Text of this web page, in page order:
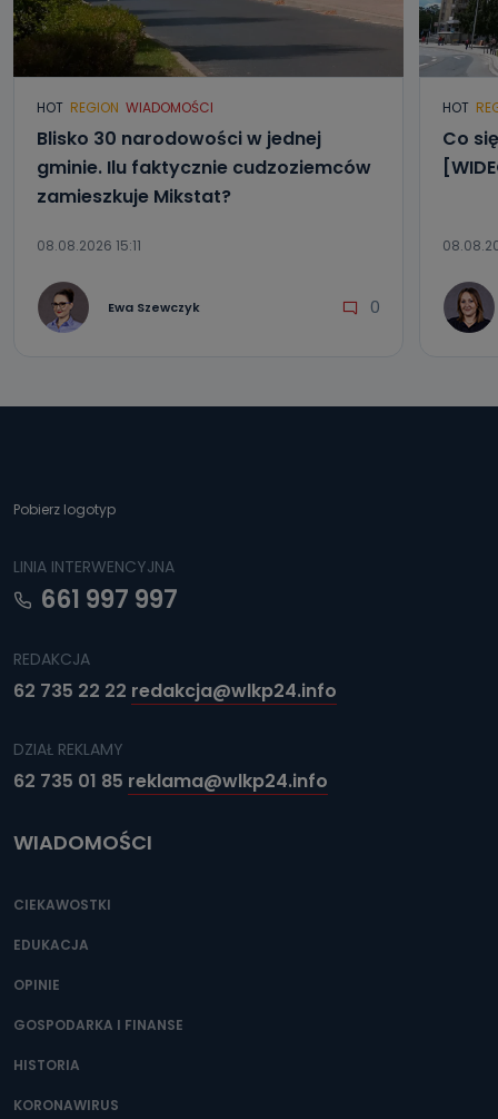
HOT REGION WIADOMOŚCI
Blisko 30 narodowości w jednej
gminie. Ilu faktycznie cudzoziemców
zamieszkuje Mikstat?
08.08.2026 15:11
Ewa Szewczyk 0
HOT
Co
Pobierz logotyp
LINIA INTERWENCYJNA
661 997 997
REDAKCJA
62 735 22 22 redakcja@wlkp24.info
DZIAŁ REKLAMY
62 735 01 85 reklama@wlkp24.info
WIADOMOŚCI
CIEKAWOSTKI
EDUKACJA
OPINIE
GOSPODARKA I FINANSE
HISTORIA
KORONAWIRUS